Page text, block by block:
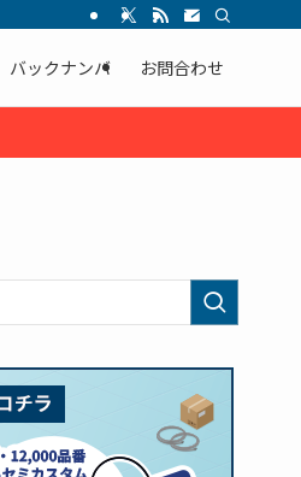
バックナンバ お問合わせ